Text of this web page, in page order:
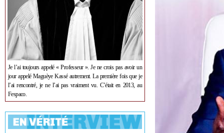
Je l’ai toujours appelé « Professeur ». Je ne crois pas avoir un
jour appelé Maguèye Kassé autrement. La première fois que je
l’ai rencontré, je ne l’ai pas vraiment vu. C’était en 2013, au
Fespaco.